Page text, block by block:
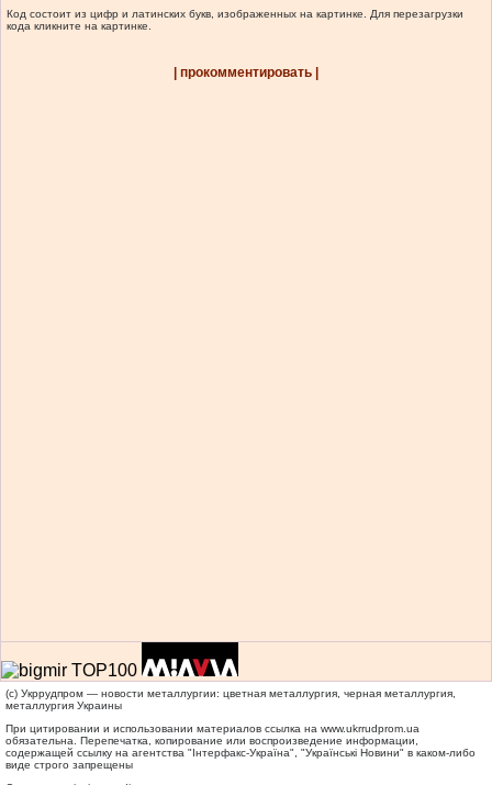
Код состоит из цифр и латинских букв, изображенных на картинке. Для перезагрузки
кода кликните на картинке.
| прокомментировать |
(c) Укррудпром — новости металлургии: цветная металлургия, черная металлургия,
металлургия Украины
При цитировании и использовании материалов ссылка на www.ukrrudprom.ua
обязательна. Перепечатка, копирование или воспроизведение информации,
содержащей ссылку на агентства "Iнтерфакс-Україна", "Українськi Новини" в каком-либо
виде строго запрещены